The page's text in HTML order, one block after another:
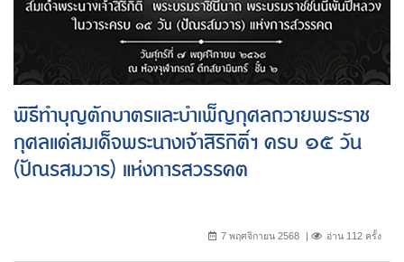
พิธีทำบุญตักบาตรและบำเพ็ญกุศลถวายพระราช
กุศลแด่สมเด็จพระนางเจ้าสิริกิติ์ฯ ครบ ๑๕ วัน
(ปัณรสมวาร) แห่งการสวรรคต
7 พฤศจิกายน 2568 อ่าน 112 ครั้ง